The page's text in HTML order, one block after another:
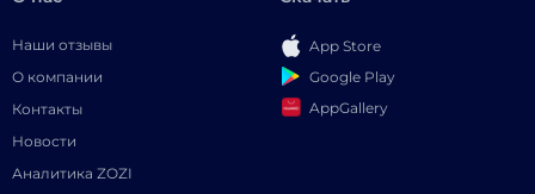
Наши отзывы
О компании
Контакты
Новости
Аналитика ZOZI
App Store
Google Play
AppGallery